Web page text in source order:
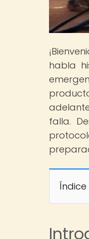
habla
falla.
Índice